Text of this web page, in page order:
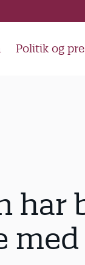
Politik og
har